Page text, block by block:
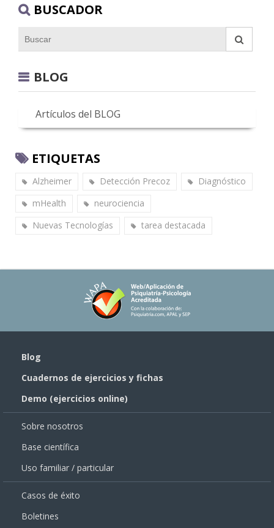
BUSCADOR
BLOG
Artículos del BLOG
ETIQUETAS
Alzheimer Detección Precoz
Diagnóstico
mHealth
neurociencia
Nuevas Tecnologías
tarea destacada
Blog
Cuadernos de ejercicios y fichas
Demo (ejercicios online)
Sobre nosotros
Base científica
Uso familiar / particular
Casos de éxito
Boletines